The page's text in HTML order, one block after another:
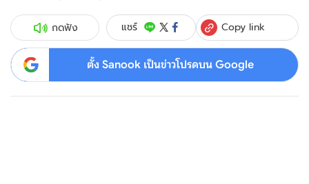
กดฟัง แชร์ Copy link
ตั้ง Sanook เป็นข่าวโปรดบน Google